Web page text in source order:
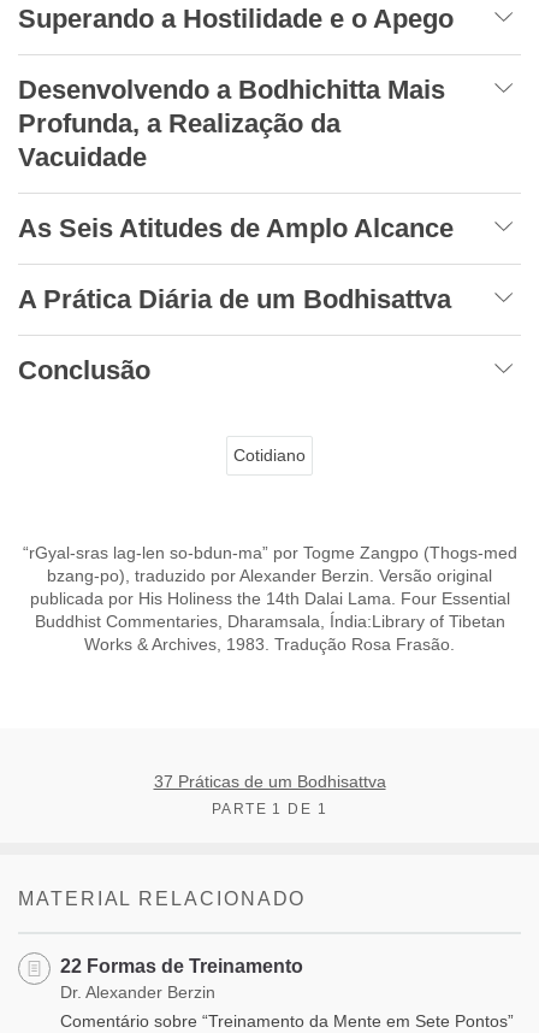
Superando a Hostilidade e o Apego
Desenvolvendo a Bodhichitta Mais
Profunda, a Realização da
Vacuidade
As Seis Atitudes de Amplo Alcance
A Prática Diária de um Bodhisattva
Conclusão
Cotidiano
“rGyal-sras lag-len so-bdun-ma” por Togme Zangpo (Thogs-med
bzang-po), traduzido por Alexander Berzin. Versão original
publicada por His Holiness the 14th Dalai Lama. Four Essential
Buddhist Commentaries, Dharamsala, Índia:Library of Tibetan
Works & Archives, 1983. Tradução Rosa Frasão.
​37 Práticas de um Bodhisattva
PARTE 1 DE 1
MATERIAL RELACIONADO
22 Formas de Treinamento
Dr. Alexander Berzin
Comentário sobre “Treinamento da Mente em Sete Pontos”